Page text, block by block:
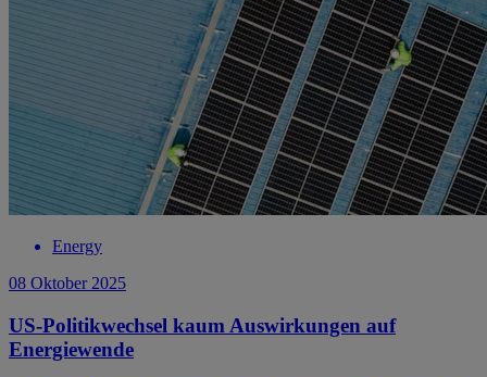
Energy
08 Oktober 2025
US-Politikwechsel kaum Auswirkungen auf
Energiewende